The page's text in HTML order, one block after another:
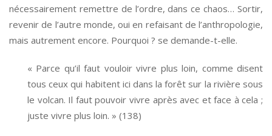
nécessairement remettre de l’ordre, dans ce chaos… Sortir,
revenir de l’autre monde, oui en refaisant de l’anthropologie,
mais autrement encore. Pourquoi ? se demande-t-elle.
« Parce qu’il faut vouloir vivre plus loin, comme disent
tous ceux qui habitent ici dans la forêt sur la rivière sous
le volcan. Il faut pouvoir vivre après avec et face à cela ;
juste vivre plus loin. » (138)